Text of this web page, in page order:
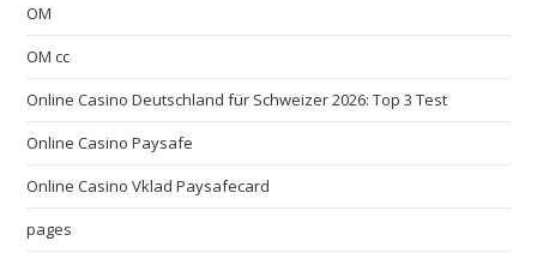
OM
OM cc
Online Casino Deutschland für Schweizer 2026: Top 3 Test
Online Casino Paysafe
Online Casino Vklad Paysafecard
pages